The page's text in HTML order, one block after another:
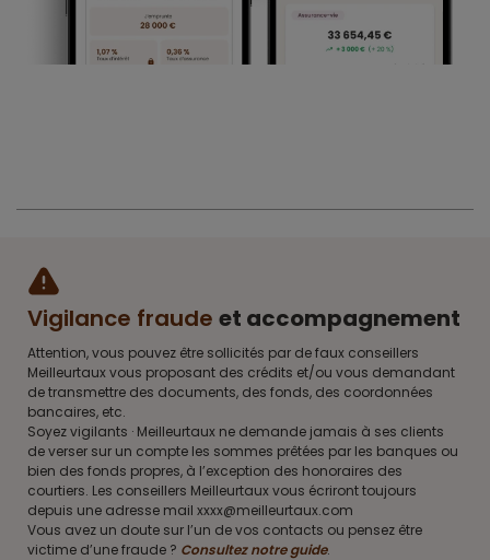
Vigilance fraude et accompagnement
Attention, vous pouvez être sollicités par de faux conseillers
Meilleurtaux vous proposant des crédits et/ou vous demandant
de transmettre des documents, des fonds, des coordonnées
bancaires, etc.
Soyez vigilants · Meilleurtaux ne demande jamais à ses clients
de verser sur un compte les sommes prêtées par les banques ou
bien des fonds propres, à l’exception des honoraires des
courtiers. Les conseillers Meilleurtaux vous écriront toujours
depuis une adresse mail xxxx@meilleurtaux.com
Vous avez un doute sur l’un de vos contacts ou pensez être
victime d’une fraude ? Consultez notre guide.